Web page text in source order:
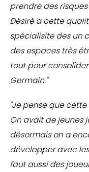
prendre des
Désiré a cette
spécialisite des un
des espaces très
tout pour
Germain."
"Je pense que
On avait de jeunes
désormais on a
développer avec
faut aussi des